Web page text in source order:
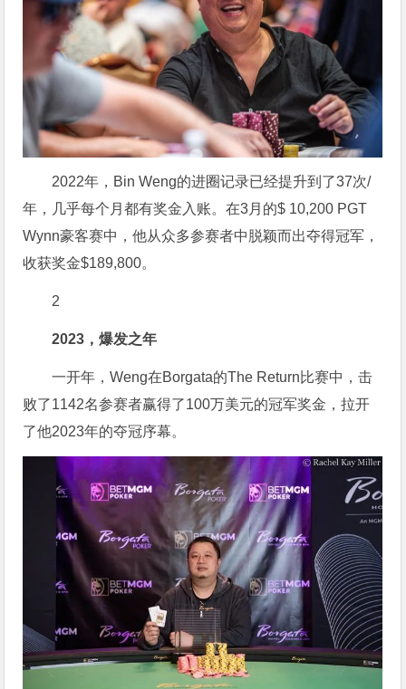
2022年，Bin Weng的进圈记录已经提升到了37次/
年，几乎每个月都有奖金入账。在3月的$ 10,200 PGT
Wynn豪客赛中，他从众多参赛者中脱颖而出夺得冠军，
收获奖金$189,800。
2
2023，爆发之年
一开年，Weng在Borgata的The Return比赛中，击
败了1142名参赛者赢得了100万美元的冠军奖金，拉开
了他2023年的夺冠序幕。